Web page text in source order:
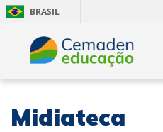
BRASIL
Midiateca